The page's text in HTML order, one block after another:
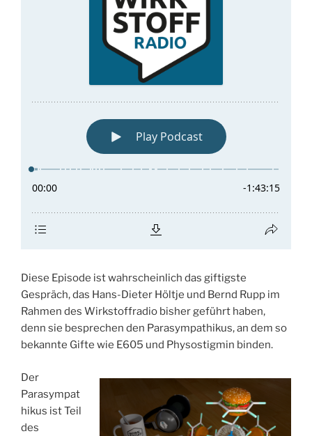
Diese Episode ist wahrscheinlich das giftigste
Gespräch, das Hans-Dieter Höltje und Bernd Rupp im
Rahmen des Wirkstoffradio bisher geführt haben,
denn sie besprechen den Parasympathikus, an dem so
bekannte Gifte wie E605 und Physostigmin binden.
Der
Parasympat
hikus ist Teil
des